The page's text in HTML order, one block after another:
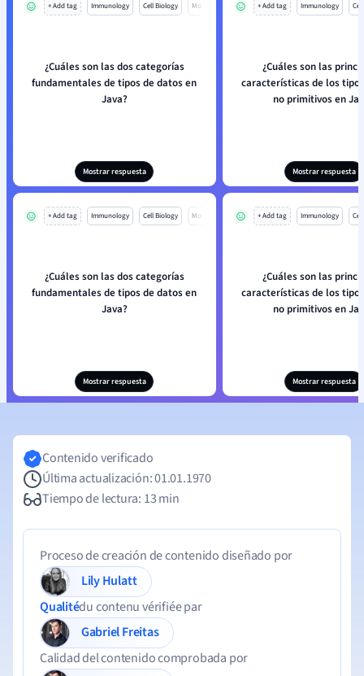
+ Add tag Immunology Cell Biology Mo
¿Cuáles son las dos categorías
fundamentales de tipos de datos en
Java?
Mostrar respuesta
+ Add tag Immunology
¿Cuáles son las
características de los
no primitivos en
Mostrar respuesta
+ Add tag Immunology Cell Biology Mo
¿Cuáles son las dos categorías
fundamentales de tipos de datos en
Java?
Mostrar respuesta
+ Add tag Immunology
¿Cuáles son las
características de los
no primitivos en
Mostrar respuesta
Contenido verificado
Última actualización: 01.01.1970
Tiempo de lectura: 13 min
Proceso de creación de contenido diseñado por
Lily Hulatt
Qualitédu contenu vérifiée par
Gabriel Freitas
Calidad del contenido comprobada por